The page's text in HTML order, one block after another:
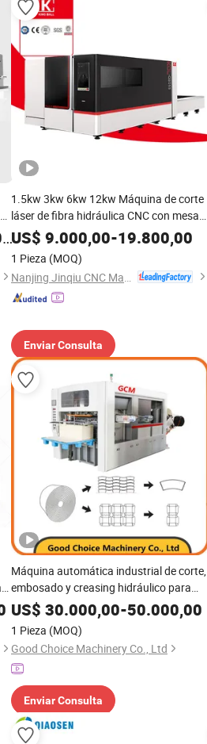
1.5kw 3kw 6kw 12kw Máquina de corte
láser de fibra hidráulica CNC con mesa
de intercambio automático de troqueles
de precisión para grabado en metal de
aluminio, acero inoxidable y hierro
US$ 9.000,00-19.800,00
1 Pieza (MOQ)
Enviar Consulta
Máquina automática industrial de corte,
embosado y creasing hidráulico para
cajas de papel de copa
US$ 30.000,00-50.000,00
1 Pieza (MOQ)
Good Choice Machinery Co., Ltd
Enviar Consulta